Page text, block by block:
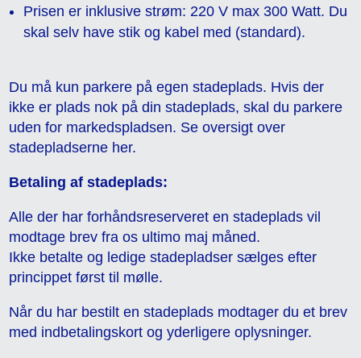
Prisen er inklusive strøm: 220 V max 300 Watt. Du
skal selv have stik og kabel med (standard).
Du må kun parkere på egen stadeplads. Hvis der
ikke er plads nok på din stadeplads, skal du parkere
uden for markedspladsen. Se oversigt over
stadepladserne her.
Betaling af stadeplads:
Alle der har forhåndsreserveret en stadeplads vil
modtage brev fra os ultimo maj måned.
Ikke betalte og ledige stadepladser sælges efter
princippet først til mølle.
Når du har bestilt en stadeplads modtager du et brev
med indbetalingskort og yderligere oplysninger.